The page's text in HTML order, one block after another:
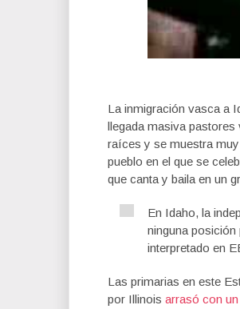
La inmigración vasca a
llegada masiva pastores
raíces y se muestra
pueblo en el que se
que canta y baila en un
En Idaho, la
ninguna
interpretado en
Las primarias en este
por Illinois arrasó con